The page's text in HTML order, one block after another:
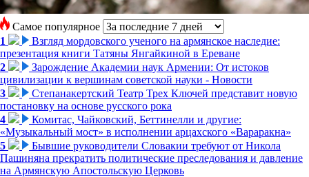
Самое популярное
1
Взгляд мордовского ученого на армянское наследие:
презентация книги Татяны Янгайкиной в Ереване
2
Зарождение Академии наук Армении: От истоков
цивилизации к вершинам советской науки - Новости
3
Степанакертский Театр Трех Ключей представит новую
постановку на основе русского рока
4
Комитас, Чайковский, Беттинелли и другие:
«Музыкальный мост» в исполнении арцахского «Вараракна»
5
Бывшие руководители Словакии требуют от Никола
Пашиняна прекратить политические преследования и давление
на Армянскую Апостольскую Церковь